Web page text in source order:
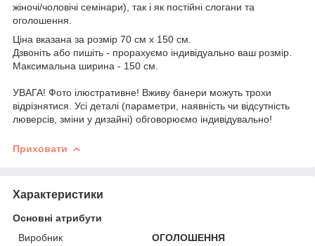
жіночі/чоловічі семінари), так і як постійні слогани та
оголошення.
Ціна вказана за розмір 70 см х 150 см.
Дзвоніть або пишіть - прорахуємо індивідуально ваш розмір.
Максимальна ширина - 150 см.
УВАГА! Фото ілюстративне! Вживу банери можуть трохи
відрізнятися. Усі деталі (параметри, наявність чи відсутність
люверсів, зміни у дизайні) обговорюємо індивідувально!
Приховати
Характеристики
Основні атрибути
Виробник
ОГОЛОШЕННЯ